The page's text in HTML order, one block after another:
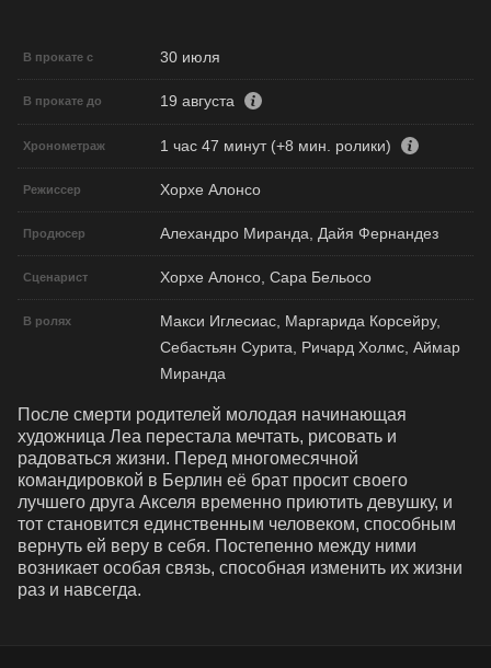
В прокате с 30 июля
В прокате до 19 августа
Хронометраж 1 час 47 минут (+8 мин. ролики)
Режиссер Хорхе Алонсо
Продюсер Алехандро Миранда, Дайя Фернандез
Сценарист Хорхе Алонсо, Сара Бельосо
В ролях
Макси Иглесиас, Маргарида Корсейру,
Себастьян Сурита, Ричард Холмс, Аймар
Миранда
После смерти родителей молодая начинающая
художница Леа перестала мечтать, рисовать и
радоваться жизни. Перед многомесячной
командировкой в Берлин её брат просит своего
лучшего друга Акселя временно приютить девушку, и
тот становится единственным человеком, способным
вернуть ей веру в себя. Постепенно между ними
возникает особая связь, способная изменить их жизни
раз и навсегда.